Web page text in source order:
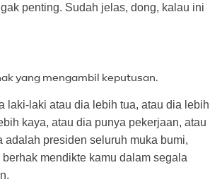
penting. Sudah jelas, dong, kalau ini
yang mengambil keputusan.
laki-laki atau dia lebih tua, atau dia lebih
kaya, atau dia punya pekerjaan, atau
adalah presiden seluruh muka bumi,
mendikte kamu dalam segala